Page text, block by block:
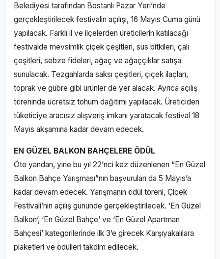
Belediyesi tarafından Bostanlı Pazar Yeri’nde
gerçekleştirilecek festivalin açılışı, 16 Mayıs Cuma günü
yapılacak. Farklı il ve ilçelerden üreticilerin katılacağı
festivalde mevsimlik çiçek çeşitleri, süs bitkileri, çalı
çeşitleri, sebze fideleri, ağaç ve ağaççıklar satışa
sunulacak. Tezgahlarda saksı çeşitleri, çiçek ilaçları,
toprak ve gübre gibi ürünler de yer alacak. Ayrıca açılış
töreninde ücretsiz tohum dağıtımı yapılacak. Üreticiden
tüketiciye aracısız alışveriş imkanı yaratacak festival 18
Mayıs akşamına kadar devam edecek.
EN GÜZEL BALKON BAHÇELERE ÖDÜL
Öte yandan, yine bu yıl 22’nci kez düzenlenen “En Güzel
Balkon Bahçe Yarışması”nın başvuruları da 5 Mayıs’a
kadar devam edecek. Yarışmanın ödül töreni, Çiçek
Festivali’nin açılış gününde gerçekleştirilecek. ‘En Güzel
Balkon’, ‘En Güzel Bahçe’ ve ‘En Güzel Apartman
Bahçesi’ kategorilerinde ilk 3’e girecek Karşıyakalılara
plaketleri ve ödülleri takdim edilecek.